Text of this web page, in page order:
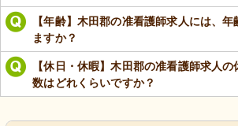
【年齢】木田郡の准看護師求人には、年
ますか？
【休日・休暇】木田郡の准看護師求人の
数はどれくらいですか？